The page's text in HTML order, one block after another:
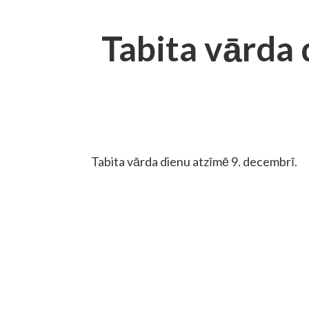
Tabita vārda
Tabita vārda dienu atzīmē 9. decembrī.